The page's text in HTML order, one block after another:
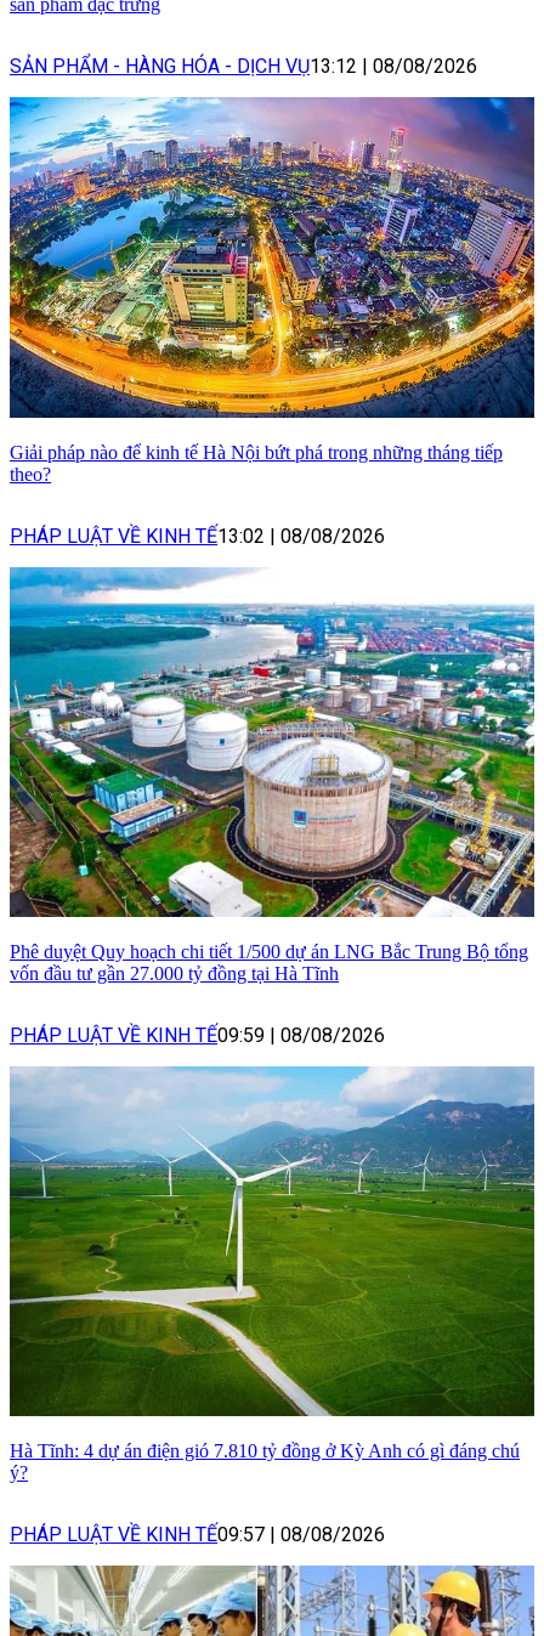
sản phẩm đặc trưng
SẢN PHẨM - HÀNG HÓA - DỊCH VỤ13:12 08/08/2026
Giải pháp nào để kinh tế Hà Nội bứt phá trong những tháng tiếp
theo?
PHÁP LUẬT VỀ KINH TẾ13:02 | 08/08/2026
Phê duyệt Quy hoạch chi tiết 1/500 dự án LNG Bắc Trung Bộ tổng
vốn đầu tư gần 27.000 tỷ đồng tại Hà Tĩnh
PHÁP LUẬT VỀ KINH TẾ09:59 | 08/08/2026
Hà Tĩnh: 4 dự án điện gió 7.810 tỷ đồng ở Kỳ Anh có gì đáng chú
ý?
PHÁP LUẬT VỀ KINH TẾ09:57 | 08/08/2026